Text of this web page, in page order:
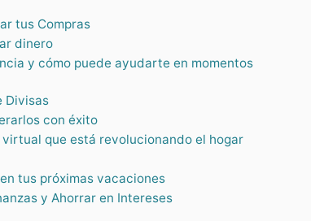
tus Compras
dinero
y cómo puede ayudarte en momentos
Divisas
con éxito
que está revolucionando el hogar
tus próximas vacaciones
y Ahorrar en Intereses